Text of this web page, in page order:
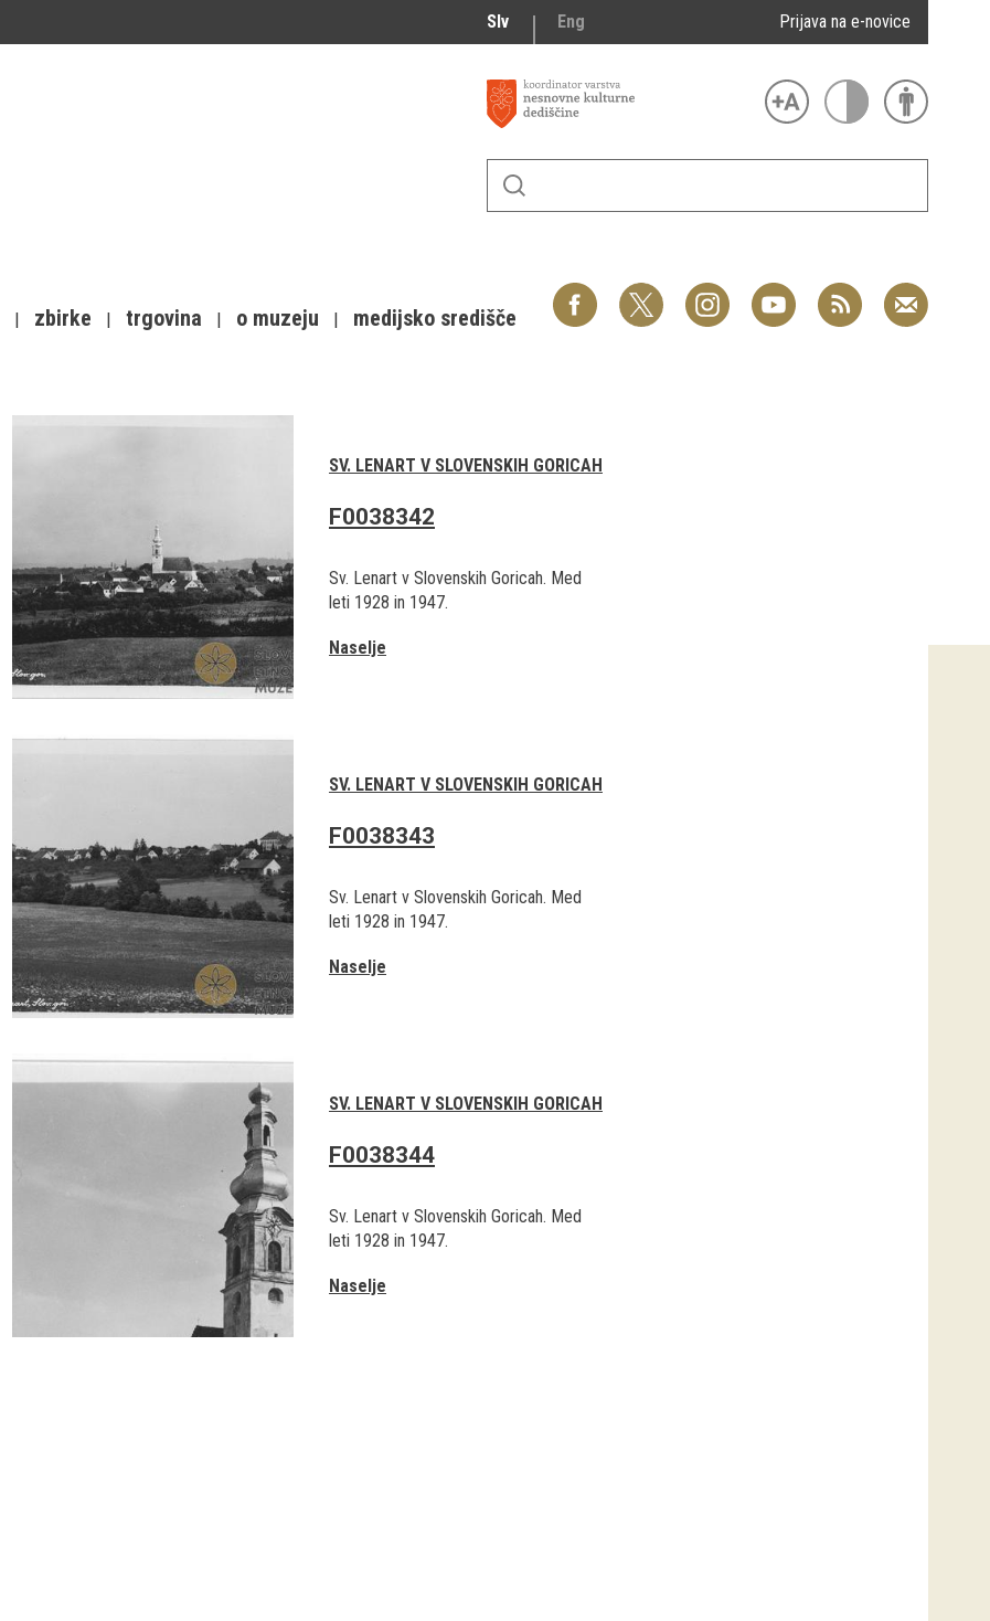
Slv Eng Prijava na e-novice
zbirke trgovina o muzeju medijsko središče
SV. LENART V SLOVENSKIH GORICAH
F0038342
Sv. Lenart v Slovenskih Goricah. Med
leti 1928 in 1947.
Naselje
SV. LENART V SLOVENSKIH GORICAH
F0038343
Sv. Lenart v Slovenskih Goricah. Med
leti 1928 in 1947.
Naselje
SV. LENART V SLOVENSKIH GORICAH
F0038344
Sv. Lenart v Slovenskih Goricah. Med
leti 1928 in 1947.
Naselje